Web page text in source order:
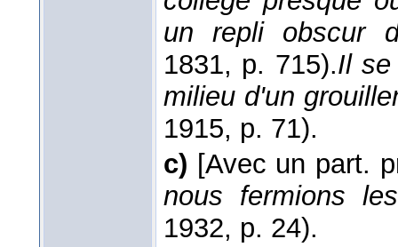
un repli obscur
1831, p. 715).Il se
milieu d'un
1915, p. 71).
c) [Avec un part.
nous fermions
1932, p. 24).